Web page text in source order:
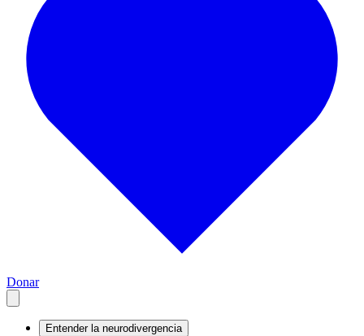
Donar
Entender la neurodivergencia